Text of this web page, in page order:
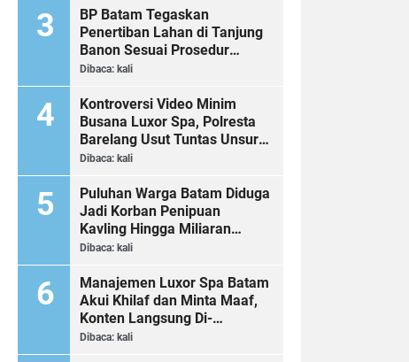
BP Batam Tegaskan
Penertiban Lahan di Tanjung
Banon Sesuai Prosedur
Hukum
Dibaca: kali
Kontroversi Video Minim
Busana Luxor Spa, Polresta
Barelang Usut Tuntas Unsur
Pelanggaran Hukum
Dibaca: kali
Puluhan Warga Batam Diduga
Jadi Korban Penipuan
Kavling Hingga Miliaran
Rupiah, Laporan ke Polda
Dibaca: kali
Manajemen Luxor Spa Batam
Akui Khilaf dan Minta Maaf,
Konten Langsung Di-
Takedown
Dibaca: kali